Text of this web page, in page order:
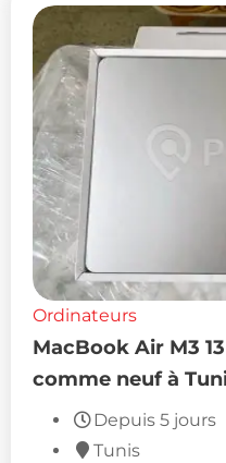
Ordinateurs
MacBook Air M3
comme neuf à
Depuis 5 jours
Tunis